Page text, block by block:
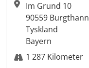
Im Grund 10
90559 Burgthann
Tyskland
Bayern
1 287 Kilometer